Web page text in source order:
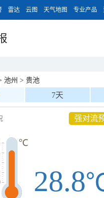
雷达 云图 天气地图 专业产品
池州 > 贵池
7天
强对流
28.8